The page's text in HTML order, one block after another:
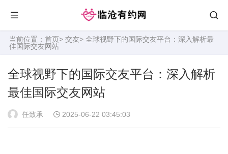
当前位置： 首页> 交友> 全球视野下的国际交友平台：深入解析最
佳国际交友网站
全球视野下的国际交友平台：深入解析
最佳国际交友网站
任致承 2025-06-22 03:45:03